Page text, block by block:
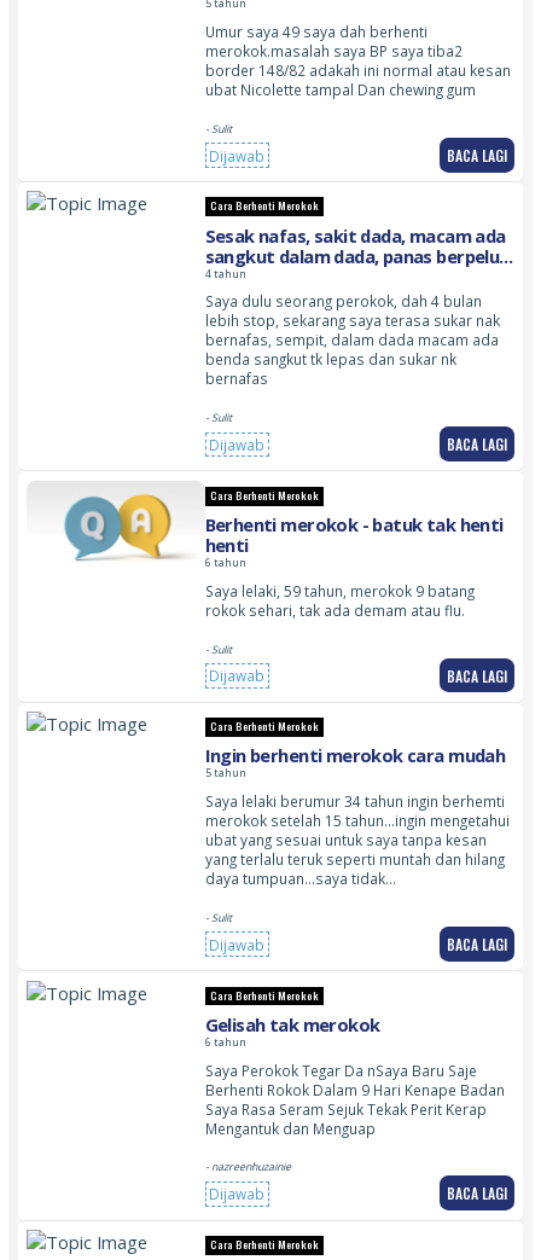
5 tahun
Umur saya 49 saya dah berhenti
merokok.masalah saya BP saya tiba2
border 148/82 adakah ini normal atau kesan
ubat Nicolette tampal Dan chewing gum
- Sulit
Dijawab BACA LAGI
Cara Berhenti Merokok
Sesak nafas, sakit dada, macam ada
sangkut dalam dada, panas berpeluh
berpeluh dan rasa cukup takselesa
untuk bernafas
4 tahun
Saya dulu seorang perokok, dah 4 bulan
lebih stop, sekarang saya terasa sukar nak
bernafas, sempit, dalam dada macam ada
benda sangkut tk lepas dan sukar nk
bernafas
- Sulit
Dijawab BACA LAGI
Cara Berhenti Merokok
Berhenti merokok - batuk tak henti
henti
6 tahun
Saya lelaki, 59 tahun, merokok 9 batang
rokok sehari, tak ada demam atau flu.
- Sulit
Dijawab BACA LAGI
Cara Berhenti Merokok
Ingin berhenti merokok cara mudah
5 tahun
Saya lelaki berumur 34 tahun ingin berhemti
merokok setelah 15 tahun…ingin mengetahui
ubat yang sesuai untuk saya tanpa kesan
yang terlalu teruk seperti muntah dan hilang
daya tumpuan…saya tidak…
- Sulit
Dijawab BACA LAGI
Cara Berhenti Merokok
Gelisah tak merokok
6 tahun
Saya Perokok Tegar Da nSaya Baru Saje
Berhenti Rokok Dalam 9 Hari Kenape Badan
Saya Rasa Seram Sejuk Tekak Perit Kerap
Mengantuk dan Menguap
- nazreenhuzainie
Dijawab BACA LAGI
Cara Berhenti Merokok